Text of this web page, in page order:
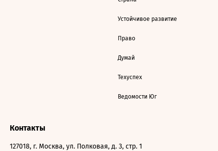
Устойчивое развитие
Право
Думай
Техуспех
Ведомости Юг
Контакты
127018, г. Москва, ул. Полковая, д. 3, стр. 1